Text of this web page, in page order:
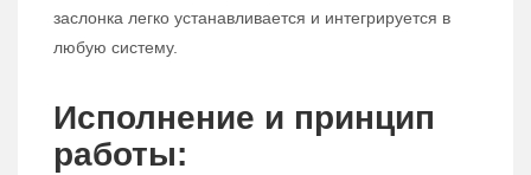
заслонка легко устанавливается и интегрируется в
любую систему.
Исполнение и принцип
работы: